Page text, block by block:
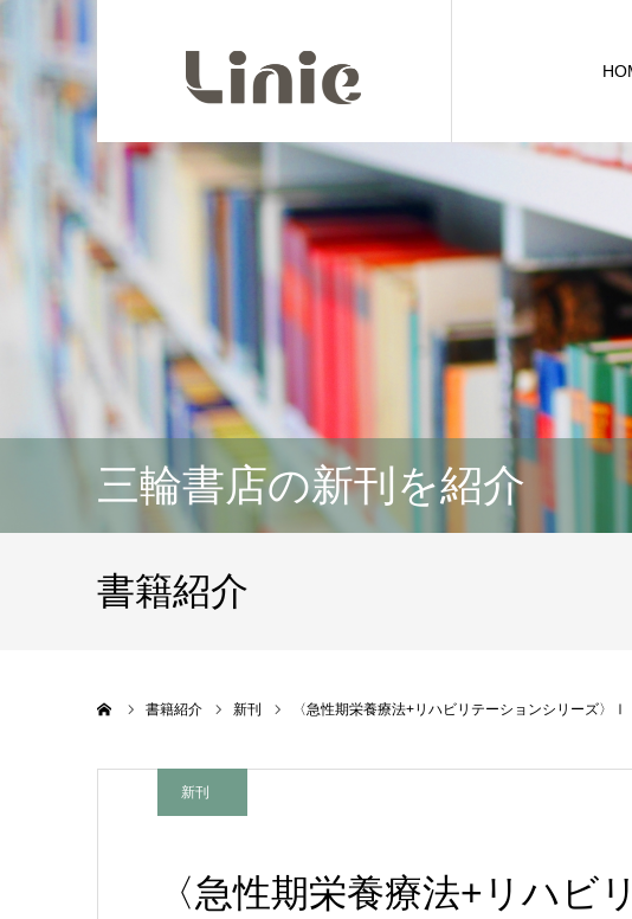
三輪書店の新刊を紹介
書籍紹介
書籍紹介 新刊 〈急性期栄養療法+リハビリテーションシリーズ
新刊
〈急性期栄養療法+リハビ